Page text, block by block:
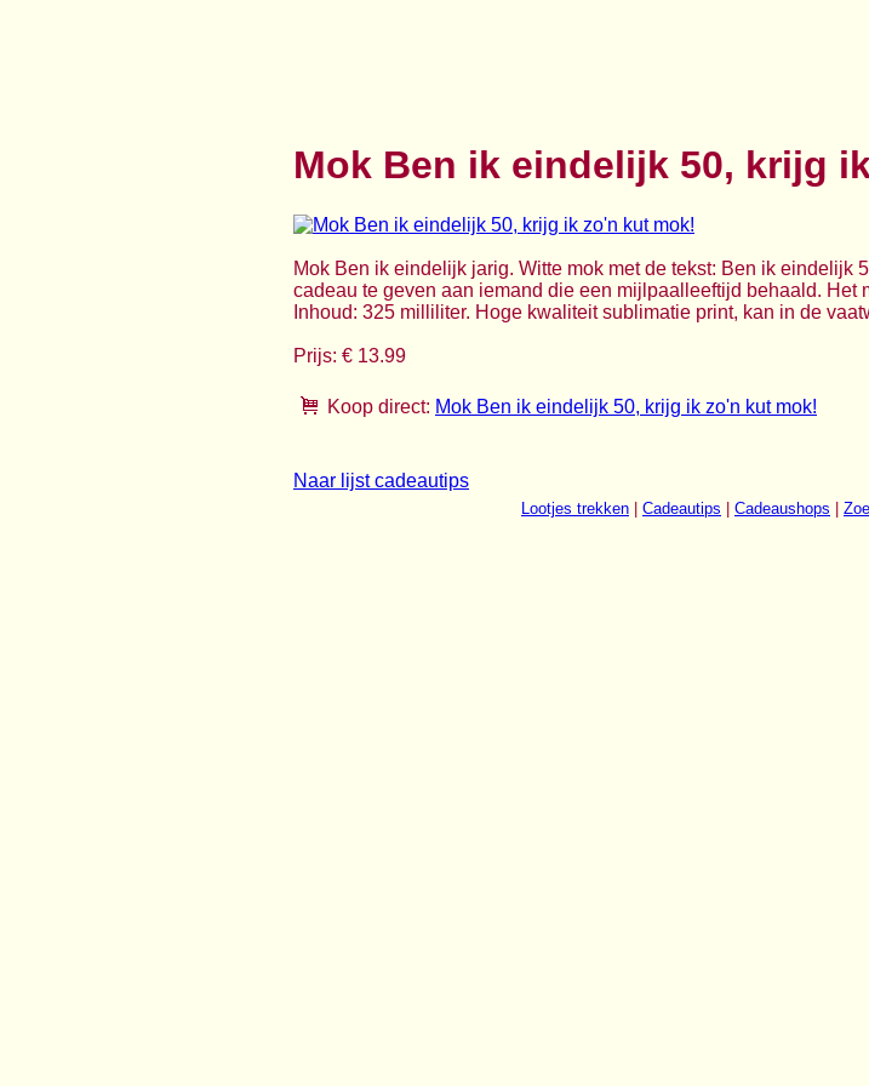
Mok Ben ik eindelijk 50, krijg
Mok Ben ik eindelijk jarig. Witte mok met de tekst: Ben ik eindelijk
cadeau te geven aan iemand die een mijlpaalleeftijd behaald. Het
Inhoud: 325 milliliter. Hoge kwaliteit sublimatie print, kan in de
Prijs: € 13.99
Koop direct: Mok Ben ik eindelijk 50, krijg ik zo'n kut mok!
Naar lijst cadeautips
Lootjes trekken Cadeautips Cadeaushops